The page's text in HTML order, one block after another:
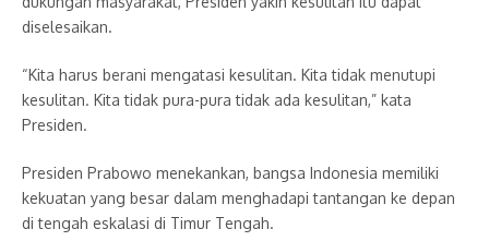
diselesaikan.
“Kita harus berani mengatasi kesulitan. Kita tidak menutupi
kesulitan. Kita tidak pura-pura tidak ada kesulitan,” kata
Presiden.
Presiden Prabowo menekankan, bangsa Indonesia memiliki
kekuatan yang besar dalam menghadapi tantangan ke depan
di tengah eskalasi di Timur Tengah.